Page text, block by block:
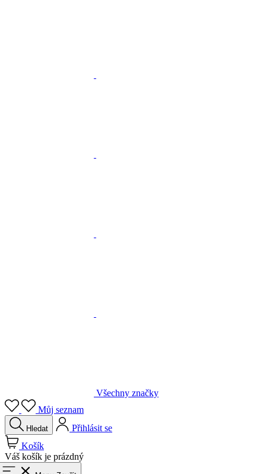
Všechny značky
Můj seznam
Hledat
Přihlásit se
Košík
Váš košík je prázdný